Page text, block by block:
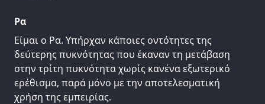
Ρα
Είμαι ο Ρα. Υπήρχαν κάποιες οντότητες της
δεύτερης πυκνότητας που έκαναν τη μετάβαση
στην τρίτη πυκνότητα χωρίς κανένα εξωτερικό
ερέθισμα, παρά μόνο με την αποτελεσματική
χρήση της εμπειρίας.